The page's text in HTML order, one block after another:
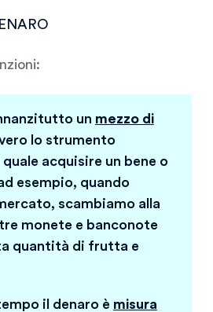
un mezzo di
lo strumento
acquisire un bene o
esempio, quando
scambiamo alla
monete e banconote
quantità di frutta e
il denaro è misura